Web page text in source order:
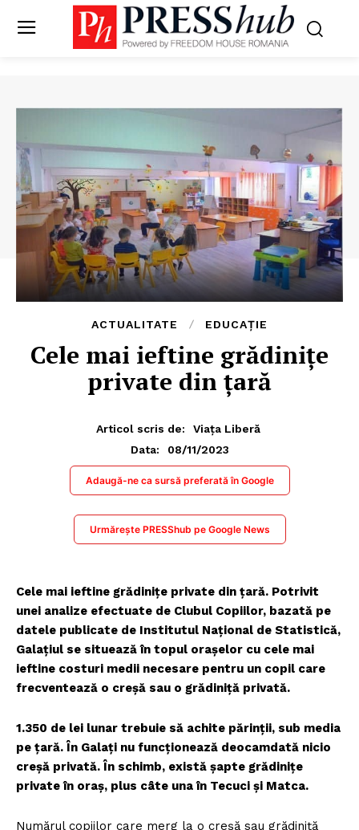
ACTUALITATE EDUCAȚIE
Cele mai ieftine grădinițe
private din ţară
Articol scris de:
Viața Liberă
Data:
08/11/2023
Adaugă-ne ca sursă preferată în Google
Urmărește PRESShub pe Google News
Cele mai ieftine grădinițe private din ţară. Potrivit
unei analize efectuate de Clubul Copiilor, bazată pe
datele publicate de Institutul Național de Statistică,
Galațiul se situează în topul orașelor cu cele mai
ieftine costuri medii necesare pentru un copil care
frecventează o creșă sau o grădiniță privată.
1.350 de lei lunar trebuie să achite părinții, sub media
pe țară. În Galați nu funcționează deocamdată nicio
creșă privată. În schimb, există șapte grădinițe
private în oraș, plus câte una în Tecuci și Matca.
Numărul copiilor care merg la o creșă sau grădiniță